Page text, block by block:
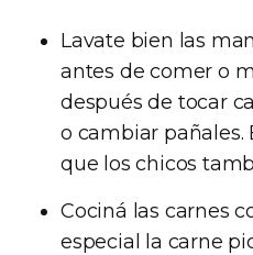
Lavate bien las
antes de comer o
después de tocar
o cambiar
que los chicos
Cociná las carnes
especial la carne